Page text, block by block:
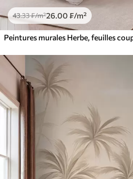
43.33₣/m²26.00 ₣/m²